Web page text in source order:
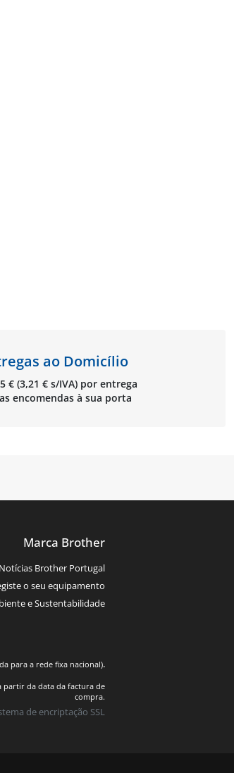
ao Domicílio
€ (3,21 € s/IVA) por entrega
encomendas à sua porta
Marca Brother
Notícias Brother Portugal
o seu equipamento
e Sustentabilidade
para a rede fixa nacional).
partir da data da factura de
compra.
de encriptação SSL